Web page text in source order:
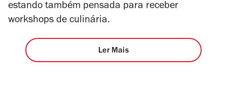
estando também pensada para receber
workshops de culinária.
Ler Mais